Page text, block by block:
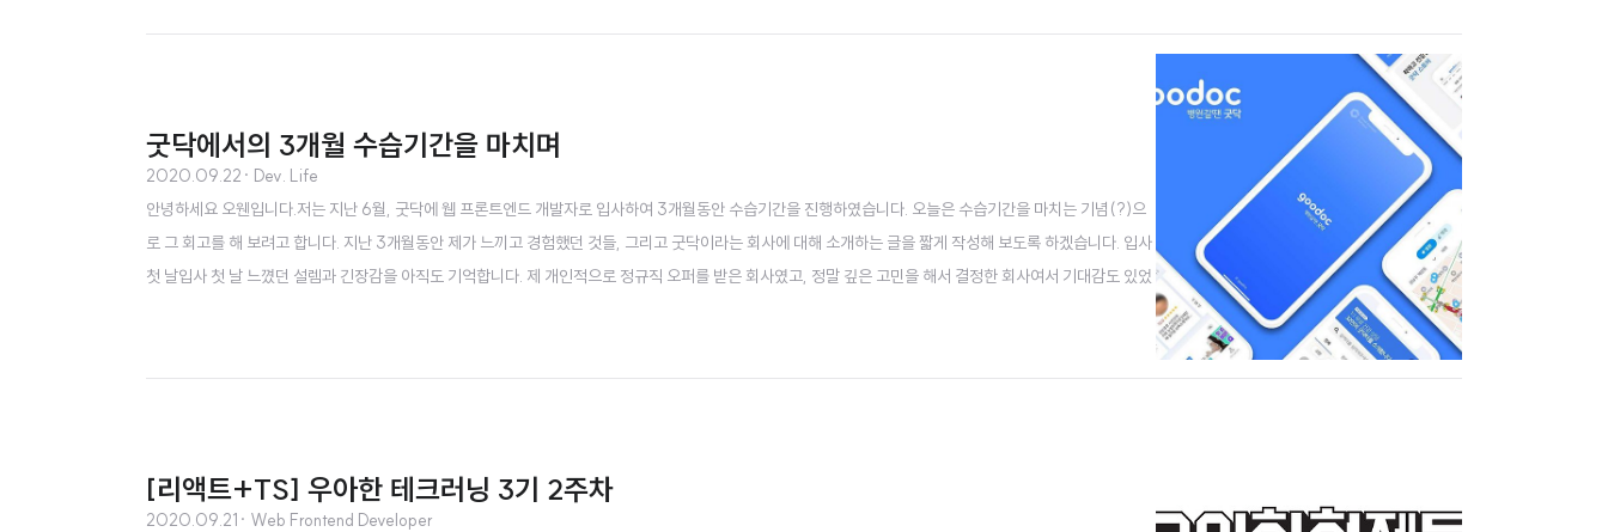
굿닥에서의 3개월 수습기간을 마치며
2020.09.22 · Dev. Life
안녕하세요 오웬입니다.저는 지난 6월, 굿닥에 웹 프론트엔드 개발자로 입사하여 3개월동안 수습기간을 진행하였습니다. 오늘은 수습기간을 마치는 기념(?)으
로 그 회고를 해 보려고 합니다. 지난 3개월동안 제가 느끼고 경험했던 것들, 그리고 굿닥이라는 회사에 대해 소개하는 글을 짧게 작성해 보도록 하겠습니다. 입사
첫 날입사 첫 날 느꼈던 설렘과 긴장감을 아직도 기억합니다. 제 개인적으로 정규직 오퍼를 받은 회사였고, 정말 깊은 고민을 해서 결정한 회사여서 기대감도 있었
[리액트+TS] 우아한 테크러닝 3기 2주차
2020.09.21 · Web Frontend Developer